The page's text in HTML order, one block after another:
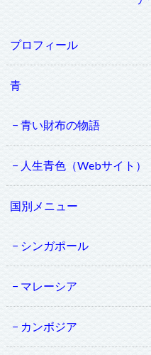
プロフィール
青
青い財布の物語
人生青色（Webサイト）
国別メニュー
シンガポール
マレーシア
カンボジア